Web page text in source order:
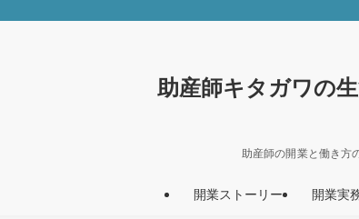
助産師キタガワの
助産師の開業と働き方
開業ストーリー 開業実